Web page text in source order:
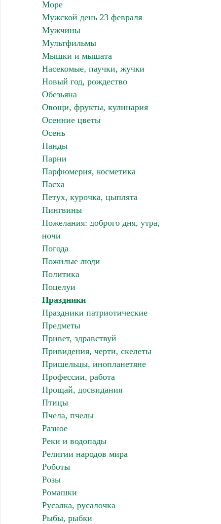
Море
Мужской день 23 февраля
Мужчины
Мультфильмы
Мышки и мышата
Насекомые, паучки, жучки
Новый год, рождество
Обезьяна
Овощи, фрукты, кулинария
Осенние цветы
Осень
Панды
Парни
Парфюмерия, косметика
Пасха
Петух, курочка, цыплята
Пингвины
Пожелания: доброго дня, утра,
ночи
Погода
Пожилые люди
Политика
Поцелуи
Праздники
Праздники патриотические
Предметы
Привет, здравствуй
Привидения, черти, скелеты
Пришельцы, инопланетяне
Профессии, работа
Прощай, досвидания
Птицы
Пчела, пчелы
Разное
Реки и водопады
Религии народов мира
Роботы
Розы
Ромашки
Русалка, русалочка
Рыбы, рыбки